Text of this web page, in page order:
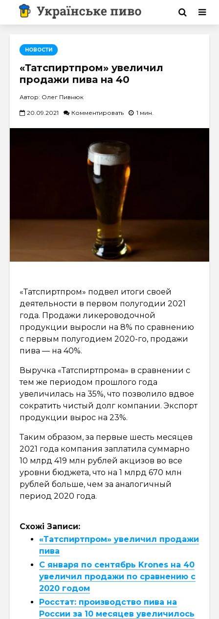
НОВОСТИ
«Татспиртпром» увеличил
продажи пива на 40
Автор: Олег Пивнюк
20.09.2021 Комментировать 1 мин.
«Татспиртпром» подвел итоги своей
деятельности в первом полугодии 2021
года. Продажи ликероводочной
продукции выросли на 8% по сравнению
с первым полугодием 2020-го, продажи
пива — на 40%.
Выручка «Татспиртпрома» в сравнении с
тем же периодом прошлого года
увеличилась на 35%, что позволило вдвое
сократить чистый долг компании. Экспорт
продукции вырос на 23%.
Таким образом, за первые шесть месяцев
2021 года компания заплатила суммарно
10 млрд 419 млн рублей акцизов во все
уровни бюджета, что на 1 млрд 670 млн
рублей больше, чем за аналогичный
период 2020 года.
Схожі Записи:
«Татспиртпром» увеличил продажи
пива
С января по сентябрь Krones на 40
увеличил продажи по сравнению с
2020 годом
Росстат: производство пива на
России за 10 месяцев увеличилось